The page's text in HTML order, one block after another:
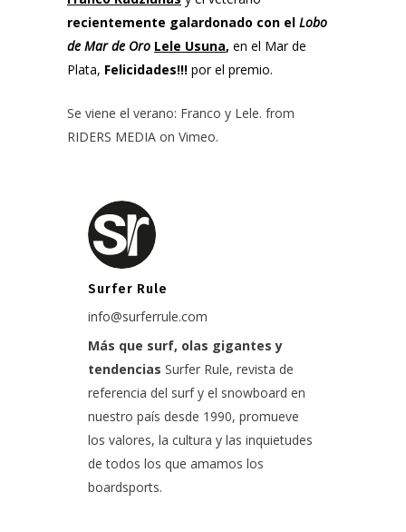
recientemente galardonado con el Lobo
de Mar de Oro Lele Usuna, en el Mar de
Plata, Felicidades!!! por el premio.
Se viene el verano: Franco y Lele. from
RIDERS MEDIA on Vimeo.
Surfer Rule
info@surferrule.com
Más que surf, olas gigantes y
tendencias Surfer Rule, revista de
referencia del surf y el snowboard en
nuestro país desde 1990, promueve
los valores, la cultura y las inquietudes
de todos los que amamos los
boardsports.